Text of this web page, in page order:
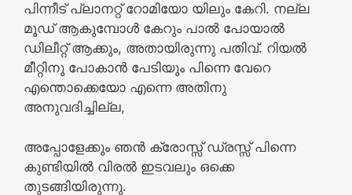
പിന്നീട് പ്ലാനറ്റ് റോമിയോ യിലും കേറി. നല്ല
മൂഡ് ആകുമ്പോൾ കേറും പാൽ പോയാൽ
ഡിലീറ്റ് ആക്കും, അതായിരുന്നു പതിവ്. റിയൽ
മീറ്റിനു പോകാൻ പേടിയും പിന്നെ വേറെ
എന്തൊക്കെയോ എന്നെ അതിനു
അനുവദിച്ചില്ല,
അപ്പോളേക്കും ഞൻ ക്രോസ്സ് ഡ്രസ്സ്‌ പിന്നെ
കുണ്ടിയിൽ വിരൽ ഇടവലും ഒക്കെ
തുടങ്ങിയിരുന്നു.